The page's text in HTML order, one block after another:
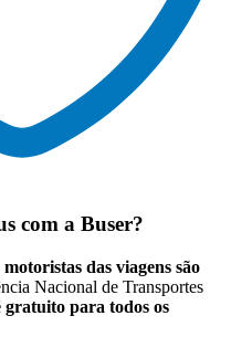
com a Buser?
das viagens são
Nacional de Transportes
gratuito para todos os